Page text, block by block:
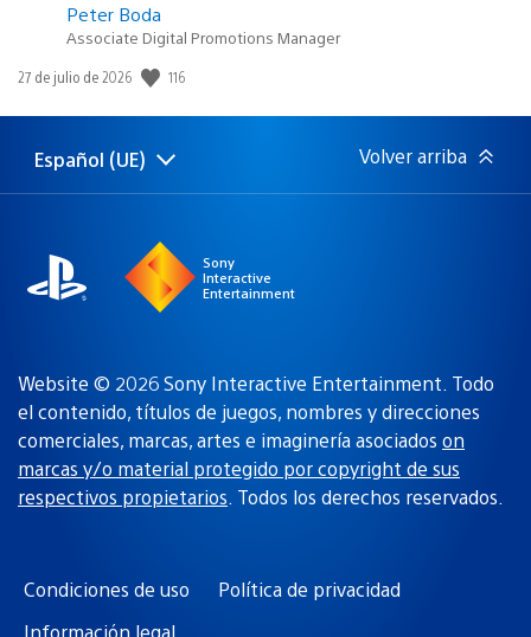
Peter Boda
Associate Digital Promotions Manager
Fecha
publicación:
27 de julio de 2026 116
Selecciona
una
Región
actual:
Español (UE) Volver arriba
Sony
Interactive
Entertainment
Website © 2026 Sony Interactive Entertainment. Todo
el contenido, títulos de juegos, nombres y direcciones
comerciales, marcas, artes e imaginería asociados on
marcas y/o material protegido por copyright de sus
respectivos propietarios. Todos los derechos reservados.
Condiciones de uso
Política de privacidad
Información legal